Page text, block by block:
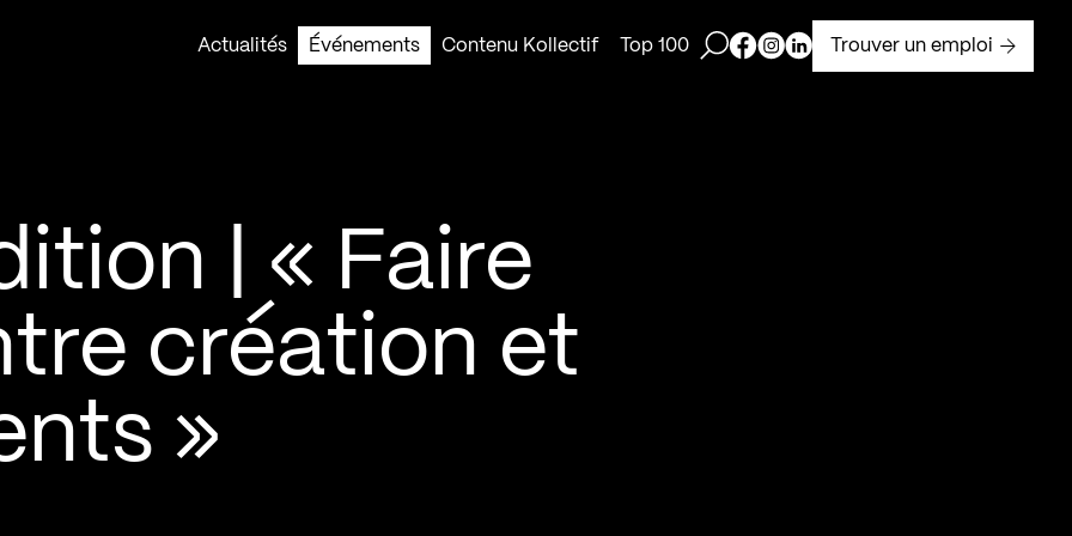
Actualités
Événements Contenu Kollectif Top 100 Ouvrir la barre de recherche
Page Facebook de Kollectif
Page Instagram de Kollectif
Page Linkedin de Kollectif
Trouver un emploi
| « Faire
création et
»